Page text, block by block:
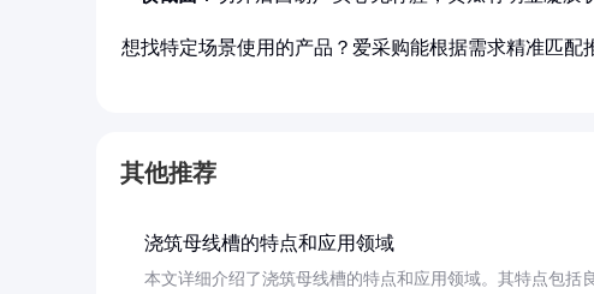
想找特定场景使用的产品？爱采购能根据需求精准匹配
其他推荐
浇筑母线槽的特点和应用领域
本文详细介绍了浇筑母线槽的特点和应用领域。其特点包括